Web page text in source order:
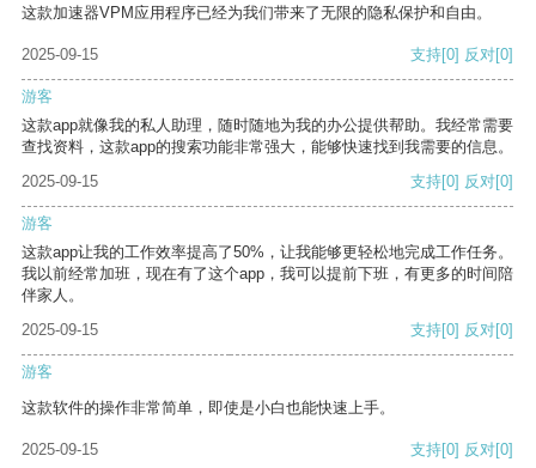
这款加速器VPM应用程序已经为我们带来了无限的隐私保护和自由。
2025-09-15 支持[0] 反对[0]
游客
这款app就像我的私人助理，随时随地为我的办公提供帮助。我经常需要
查找资料，这款app的搜索功能非常强大，能够快速找到我需要的信息。
2025-09-15
支持[0] 反对[0]
游客
这款app让我的工作效率提高了50%，让我能够更轻松地完成工作任务。
我以前经常加班，现在有了这个app，我可以提前下班，有更多的时间陪
伴家人。
2025-09-15
支持[0] 反对[0]
游客
这款软件的操作非常简单，即使是小白也能快速上手。
2025-09-15 支持[0] 反对[0]